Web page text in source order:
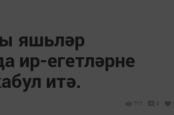
яшьләр
ир-егетләрне
итә.
717 0